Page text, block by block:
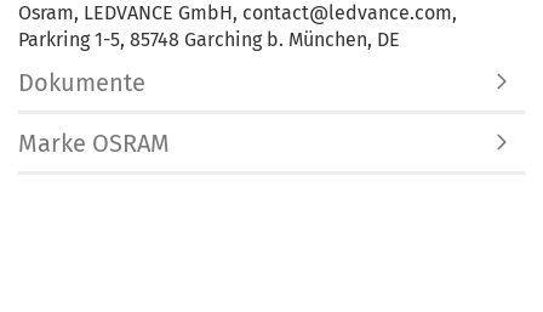
Osram, LEDVANCE GmbH, contact@ledvance.com,
Parkring 1-5, 85748 Garching b. München, DE
Dokumente
Marke OSRAM